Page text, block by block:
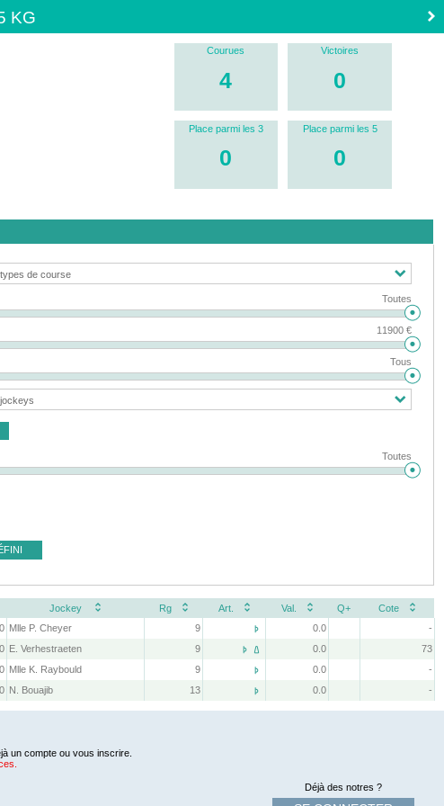
KG
Courues
4
Victoires
0
Place parmi les 3
0
Place parmi les 5
0
Toutes
11900 €
Tous
Toutes
Jockey Rg Art. Val. Q+
Cote
Mlle P. Cheyer 9  0.0
-
E. Verhestraeten 9 
 0.0
73
Mlle K. Raybould 9  0.0
-
N. Bouajib 13  0.0 -
un compte ou vous inscrire.
Déjà des notres ?